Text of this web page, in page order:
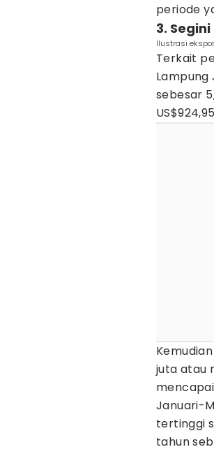
periode
3.
Ilustrasi
Terkait
Lampung
sebesar
juta atau
Januari-
tertinggi
tahun